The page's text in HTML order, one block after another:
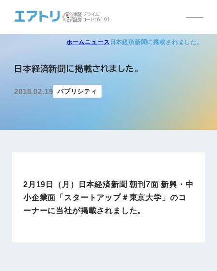
東証プライム
証券コード:6191
ホーム ニュース 日本経済新聞に掲載されました。
日本経済新聞に掲載されました。
2018.02.19 パブリシティ
2月19日（月）日本経済新聞 朝刊7面 新興・中
小企業面「スタートアップ＃東京大学」のコ
ーナーに当社が掲載されました。